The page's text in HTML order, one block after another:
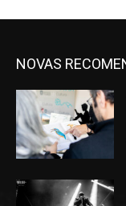
NOVAS